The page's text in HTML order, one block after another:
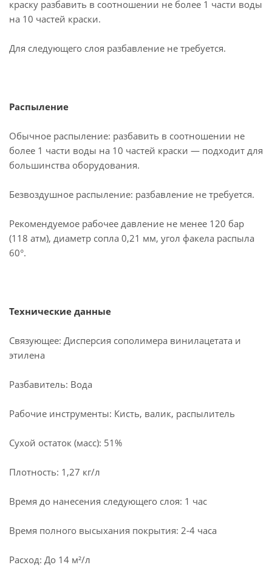
краску разбавить в соотношении не более 1 части воды
на 10 частей краски.
Для следующего слоя разбавление не требуется.
Распыление
Обычное распыление: разбавить в соотношении не
более 1 части воды на 10 частей краски — подходит для
большинства оборудования.
Безвоздушное распыление: разбавление не требуется.
Рекомендуемое рабочее давление не менее 120 бар
(118 атм), диаметр сопла 0,21 мм, угол факела распыла
60°.
Технические данные
Связующее: Дисперсия сополимера винилацетата и
этилена
Разбавитель: Вода
Рабочие инструменты: Кисть, валик, распылитель
Сухой остаток (масс): 51%
Плотность: 1,27 кг/л
Время до нанесения следующего слоя: 1 час
Время полного высыхания покрытия: 2-4 часа
Расход: До 14 м²/л